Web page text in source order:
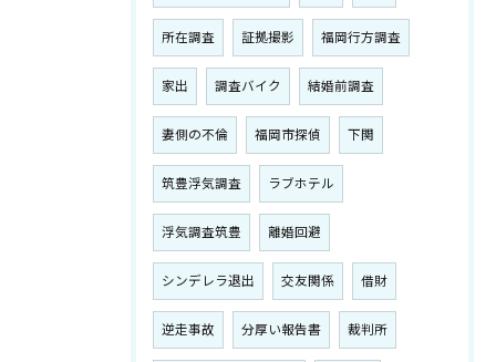
所在調査 証拠撮影 福岡行方調査
家出 調査バイク 結婚前調査
妻側の不倫 福岡市探偵 下関
筑豊浮気調査 ラブホテル
浮気調査筑豊 離婚回避
シンデレラ退出 交友関係 借財
逆走事故 分厚い報告書 裁判所